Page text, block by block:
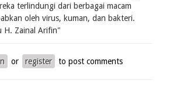
terlindungi dari berbagai macam
oleh virus, kuman, dan bakteri.
H. Zainal Arifin"
or register to post comments